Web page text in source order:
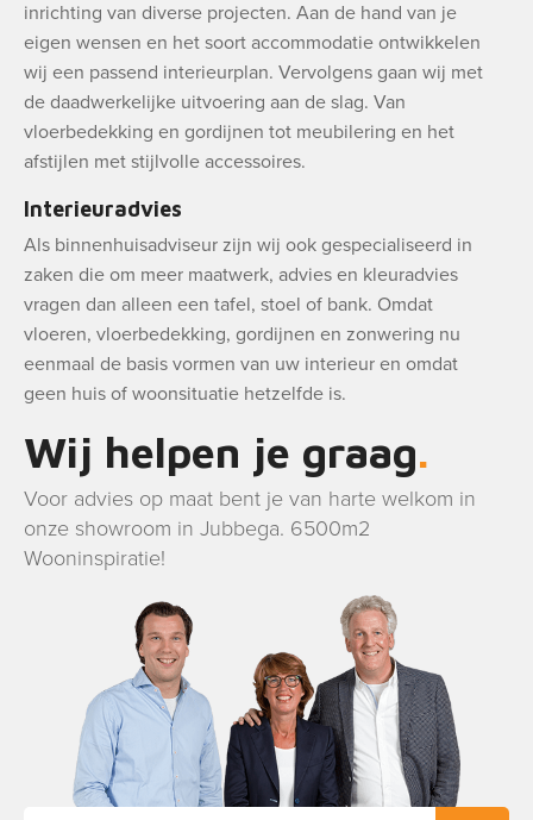
inrichting van diverse projecten. Aan de hand van je
eigen wensen en het soort accommodatie ontwikkelen
wij een passend interieurplan. Vervolgens gaan wij met
de daadwerkelijke uitvoering aan de slag. Van
vloerbedekking en gordijnen tot meubilering en het
afstijlen met stijlvolle accessoires.
Interieuradvies
Als binnenhuisadviseur zijn wij ook gespecialiseerd in
zaken die om meer maatwerk, advies en kleuradvies
vragen dan alleen een tafel, stoel of bank. Omdat
vloeren, vloerbedekking, gordijnen en zonwering nu
eenmaal de basis vormen van uw interieur en omdat
geen huis of woonsituatie hetzelfde is.
Wij helpen je graag
Voor advies op maat bent je van harte welkom in
onze showroom in Jubbega. 6500m2
Wooninspiratie!